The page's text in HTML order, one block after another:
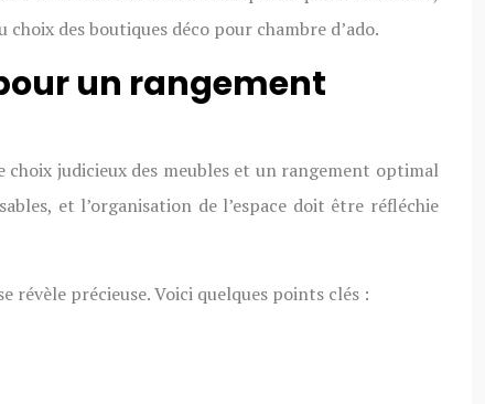
des boutiques déco pour chambre d’ado.
un rangement
judicieux des meubles et un rangement optimal
et l’organisation de l’espace doit être réfléchie
révèle précieuse. Voici quelques points clés :